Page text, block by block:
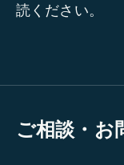
読ください。
ご相談・お